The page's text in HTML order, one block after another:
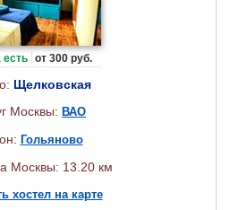
есть от 300 руб.
Щелковская
Москвы: ВАО
Гольяново
Москвы: 13.20 км
хостел на карте